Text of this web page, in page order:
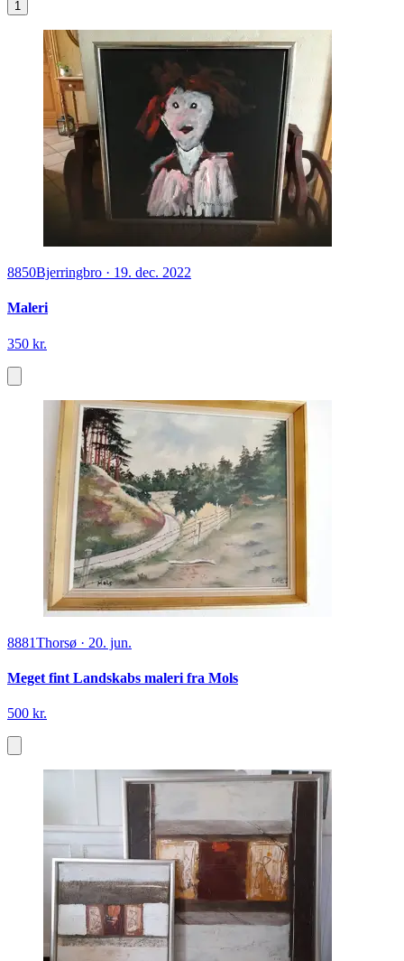
1
8850Bjerringbro · 19. dec. 2022
Maleri
350 kr.
8881Thorsø · 20. jun.
Meget fint Landskabs maleri fra Mols
500 kr.